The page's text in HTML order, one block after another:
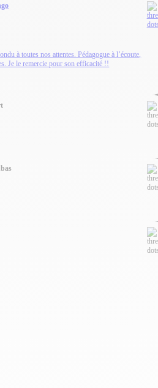
à toutes nos attentes. Pédagogue à l’écoute,
Je le remercie pour son efficacité !!